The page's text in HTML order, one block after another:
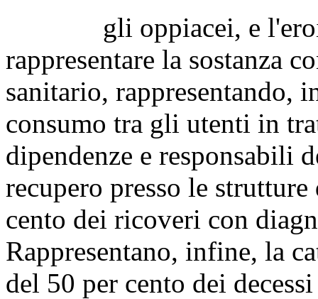
gli oppiacei, e l'eroina
rappresentare la sostanza
sanitario, rappresentando,
consumo tra gli utenti in
dipendenze e responsabili
recupero presso le
cento dei ricoveri con
Rappresentano, infine, la
del 50 per cento dei